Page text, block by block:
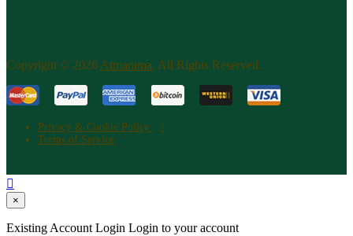
Copyright © 2026 Atm​arama. All Rights Reserved.
Privacy & Cookie Policy
Terms of Service

×
Existing Account Login Login to your account